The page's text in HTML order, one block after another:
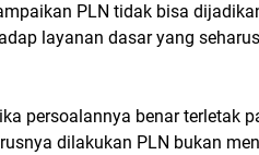
PLN tidak bisa
layanan dasar yang
persoalannya benar terletak
dilakukan PLN bukan